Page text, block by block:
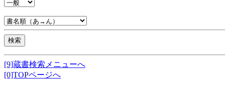
[9]蔵書検索メニューへ
[0]TOPページへ